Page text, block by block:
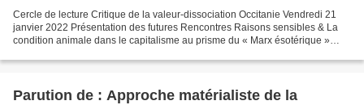
Cercle de lecture Critique de la valeur-dissociation Occitanie Vendredi 21
janvier 2022 Présentation des futures Rencontres Raisons sensibles & La
condition animale dans le capitalisme au prisme du « Marx ésotérique »
Parution de : Approche matérialiste de la